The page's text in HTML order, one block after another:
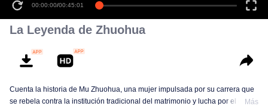
00:00:00/00:45:01
La Leyenda de Zhuohua
Cuenta la historia de Mu Zhuohua, una mujer impulsada por su carrera que
se rebela contra la institución tradicional del matrimonio y lucha por el éxito,
Más